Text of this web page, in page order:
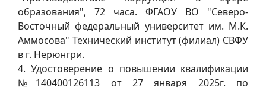
образования", 72 часа. ФГАОУ ВО "Северо-
Восточный федеральный университет им. М.К.
Аммосова" Технический институт (филиал) СВФУ
в г. Нерюнгри.
4. Удостоверение о повышении квалификации
№140400126113 от 27 января 2025г. по